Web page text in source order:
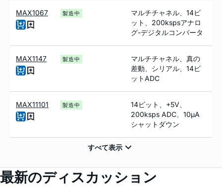
MAX1067 製造中
マルチチャネル、14ビ
ット、200kspsアナロ
グ-デジタルコンバータ
MAX1147 製造中
マルチチャネル、真の
差動、シリアル、14ビ
ットADC
MAX11101 製造中
14ビット、+5V、
200ksps ADC、10µA
シャットダウン
最新のディスカッション